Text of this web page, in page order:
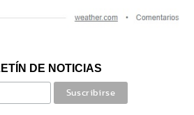
DE NOTICIAS